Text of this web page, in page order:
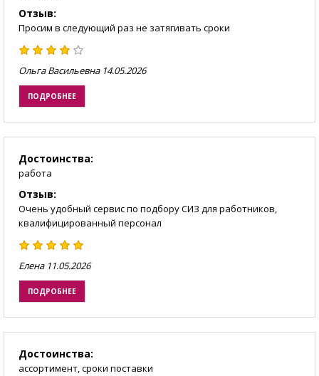
Отзыв:
Просим в следующий раз не затягивать сроки
Ольга Васильевна 14.05.2026
ПОДРОБНЕЕ
Достоинства:
работа
Отзыв:
Очень удобный сервис по подбору СИЗ для работников,
квалифицированный персонал
Елена 11.05.2026
ПОДРОБНЕЕ
Достоинства:
ассортимент, сроки поставки